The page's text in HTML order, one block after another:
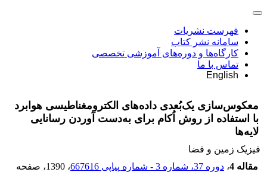
فهرست نشریات
سامانه نشر کتاب
کارگاه‌ها و دوره‌های آموزشی تخصصی
تماس با ما
English
معکوس‌سازی یک‌بُعدی داده‌های الکترومغناطیسی هوابرد
با استفاده از روش اُکام برای به‌دست آوردن رسانایی
لایه‌ها
فیزیک زمین و فضا
مقاله 4
، دوره 37، شماره 3 - شماره پیاپی 667616 ، 1390
، صفحه